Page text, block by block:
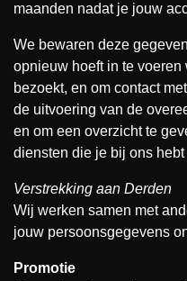
maanden nadat je jouw
We bewaren deze
opnieuw hoeft in te
bezoekt, en om contact
de uitvoering van de
en om een overzicht te
diensten die je bij ons hebt
Verstrekking aan Derden
Wij werken samen met
jouw persoonsgegevens
Promotie